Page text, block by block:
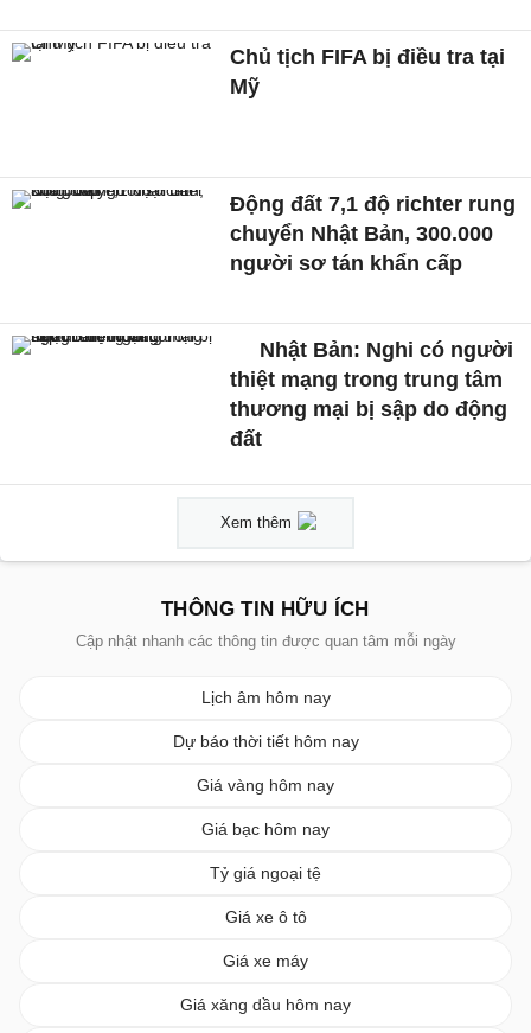
Chủ tịch FIFA bị điều tra tại
Mỹ
Động đất 7,1 độ richter rung
chuyển Nhật Bản, 300.000
người sơ tán khẩn cấp
Nhật Bản: Nghi có người
thiệt mạng trong trung tâm
thương mại bị sập do động
đất
Xem thêm
THÔNG TIN HỮU ÍCH
Cập nhật nhanh các thông tin được quan tâm mỗi ngày
Lịch âm hôm nay
Dự báo thời tiết hôm nay
Giá vàng hôm nay
Giá bạc hôm nay
Tỷ giá ngoại tệ
Giá xe ô tô
Giá xe máy
Giá xăng dầu hôm nay